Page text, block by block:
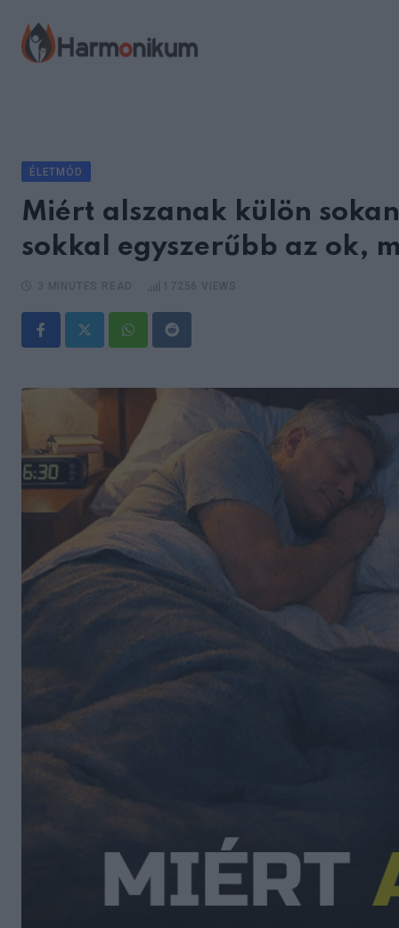
content
ÉLETMÓD
Miért alszanak külön
sokkal egyszerűbb az ok,
WhatsappReddit